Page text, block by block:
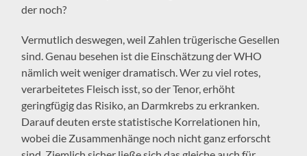
der noch?
Vermutlich deswegen, weil Zahlen trügerische Gesellen
sind. Genau besehen ist die Einschätzung der WHO
nämlich weit weniger dramatisch. Wer zu viel rotes,
verarbeitetes Fleisch isst, so der Tenor, erhöht
geringfügig das Risiko, an Darmkrebs zu erkranken.
Darauf deuten erste statistische Korrelationen hin,
wobei die Zusammenhänge noch nicht ganz erforscht